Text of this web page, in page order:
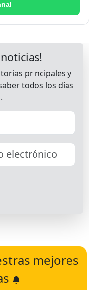
mejores